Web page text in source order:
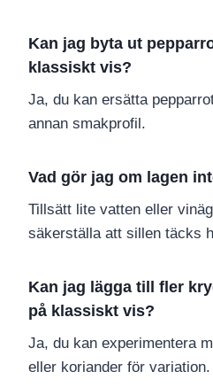
Kan jag byta ut
klassiskt vis?
Ja, du kan ersätta
annan smakprofil.
Vad gör jag om lagen
Tillsätt lite vatten eller
säkerställa att sillen täcks
Kan jag lägga till fler
på klassiskt vis?
Ja, du kan experimentera
eller koriander för variation.